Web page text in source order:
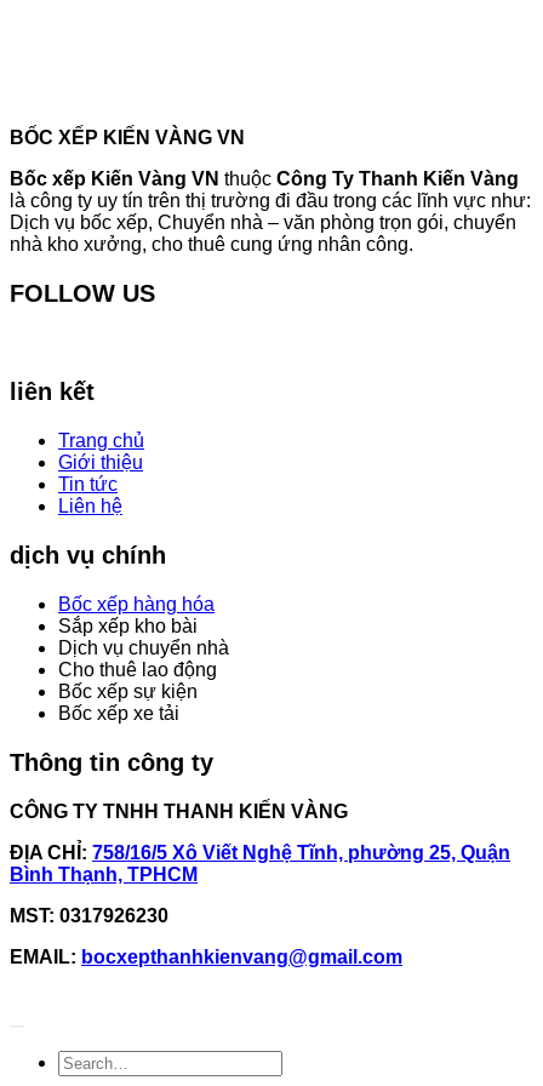
Gói
tín
41k/h]
Gói
Uy
tín
Lộc
41k/h]
Trọn
Gói
Uy
Tại
Hòa
[Giá✅2026-
41k/h]
Trọn
Uy
tín
BỐC XẾP KIẾN VÀNG VN
Bốc xếp Kiến Vàng VN thuộc Công Ty Thanh Kiến Vàng
là công ty uy tín trên thị trường đi đầu trong các lĩnh vực như:
Dịch vụ bốc xếp, Chuyển nhà – văn phòng trọn gói, chuyển
nhà kho xưởng, cho thuê cung ứng nhân công.
FOLLOW US
liên kết
Trang chủ
Giới thiệu
Tin tức
Liên hệ
dịch vụ chính
Bốc xếp hàng hóa
Sắp xếp kho bài
Dịch vụ chuyển nhà
Cho thuê lao động
Bốc xếp sự kiện
Bốc xếp xe tải
Thông tin công ty
CÔNG TY TNHH THANH KIẾN VÀNG
ĐỊA CHỈ: 758/16/5 Xô Viết Nghệ Tĩnh, phường 25, Quận
Bình Thạnh, TPHCM
MST: 0317926230
EMAIL: bocxepthanhkienvang@gmail.com